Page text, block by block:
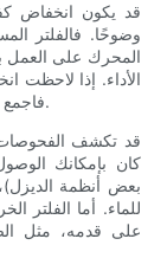
قد يكون انخفاض
وضوحًا. فالفلتر
المحرك على العمل
الأداء. إذا لاحظت
فاجمع هذه الملاحظة مع أعراض أخرى لتقييم نظام الوقود.
قد تكشف الفحوصات
كان بإمكانك
بعض أنظمة
للماء. أما الفلتر
على قدمه، مثل